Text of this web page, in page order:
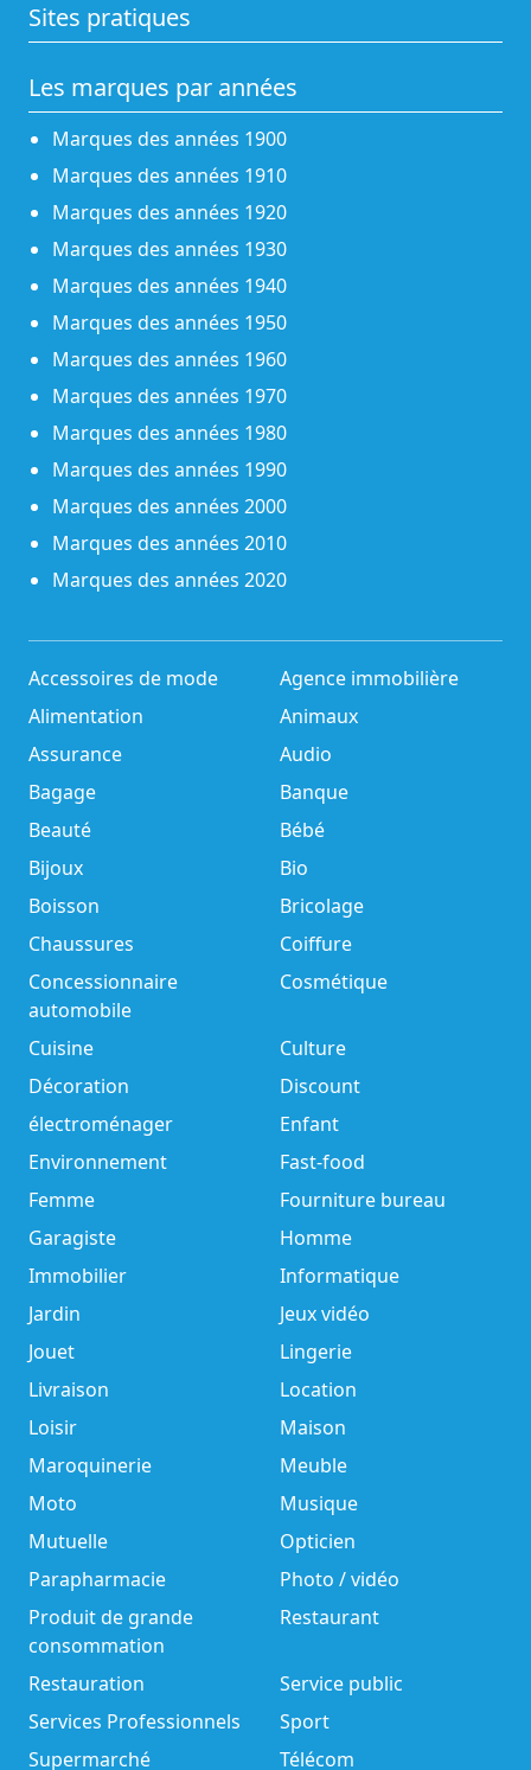
Sites pratiques
Les marques par années
Marques des années 1900
Marques des années 1910
Marques des années 1920
Marques des années 1930
Marques des années 1940
Marques des années 1950
Marques des années 1960
Marques des années 1970
Marques des années 1980
Marques des années 1990
Marques des années 2000
Marques des années 2010
Marques des années 2020
Accessoires de mode
Agence immobilière
Alimentation
Animaux
Assurance
Audio
Bagage
Banque
Beauté
Bébé
Bijoux
Bio
Boisson
Bricolage
Chaussures
Coiffure
Concessionnaire
automobile
Cosmétique
Cuisine
Culture
Décoration
Discount
électroménager
Enfant
Environnement
Fast-food
Femme
Fourniture bureau
Garagiste
Homme
Immobilier
Informatique
Jardin
Jeux vidéo
Jouet
Lingerie
Livraison
Location
Loisir
Maison
Maroquinerie
Meuble
Moto
Musique
Mutuelle
Opticien
Parapharmacie
Photo / vidéo
Produit de grande
consommation
Restaurant
Restauration
Service public
Services Professionnels
Sport
Supermarché
Télécom